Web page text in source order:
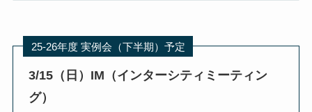
25-26年度 実例会（下半期）予定
3/15（日）IM（インターシティミーティン
グ）